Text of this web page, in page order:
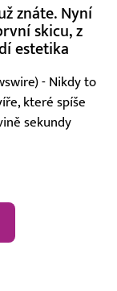
znáte. Nyní
skicu, z
estetika
- Nikdy to
které spíše
sekundy